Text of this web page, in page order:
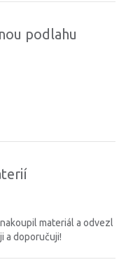
podlahu
materiál a odvezl
a doporučuji!